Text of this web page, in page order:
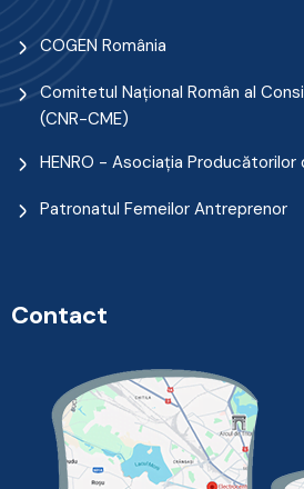
COGEN România
Comitetul Naţional Român al
(CNR-CME)
HENRO - Asociația Producătorilor
Patronatul Femeilor Antreprenor
Contact